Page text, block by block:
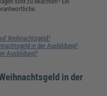
Weihnachtsgeld?
in der Ausbildung?
Ausbildung?
in der